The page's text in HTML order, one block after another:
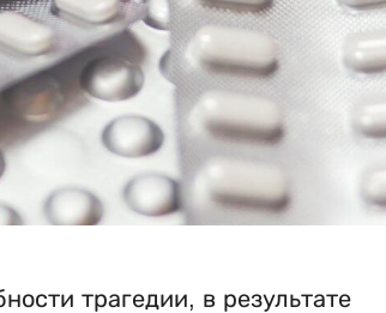
трагедии, в результате